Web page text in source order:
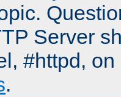
Server
#httpd,
.